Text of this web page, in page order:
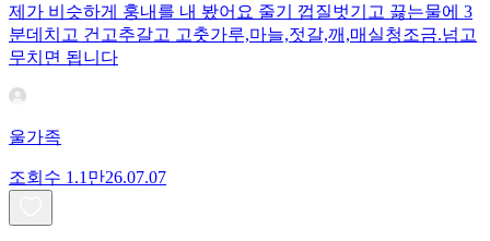
제가 비슷하게 훙내를 내 봤어요 줄기 껍질벗기고 끓는물에 3
분데치고 건고추갈고 고춧가루,마늘,젓갈,깨,매실청조금.넘고
무치면 됩니다
울가족
조회수 1.1만26.07.07